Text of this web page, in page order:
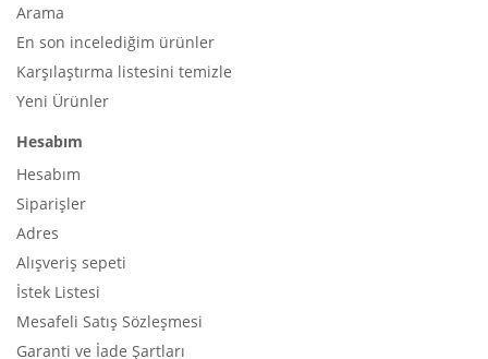
Arama
En son incelediğim ürünler
Karşılaştırma listesini temizle
Yeni Ürünler
Hesabım
Hesabım
Siparişler
Adres
Alışveriş sepeti
İstek Listesi
Mesafeli Satış Sözleşmesi
Garanti ve İade Şartları